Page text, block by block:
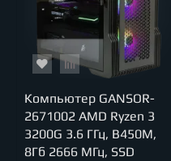
Компьютер GANSOR-
2671002 AMD Ryzen 3
3200G 3.6 ГГц, B450M,
8Гб 2666 МГц, SSD